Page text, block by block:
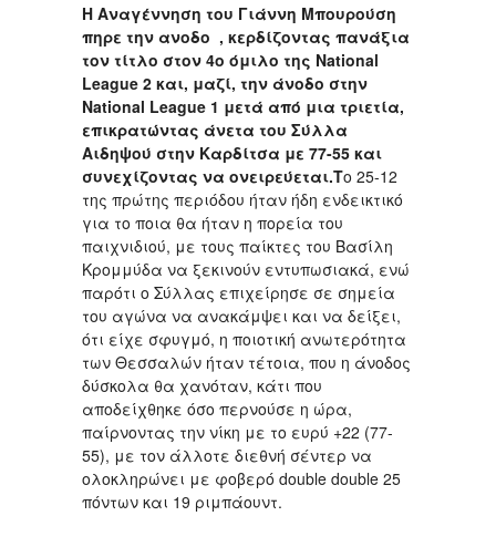
Η Αναγέννηση του Γιάννη Μπουρούση
πηρε την ανοδο , κερδίζοντας πανάξια
τον τίτλο στον 4ο όμιλο της National
League 2 και, μαζί, την άνοδο στην
National League 1 μετά από μια τριετία,
επικρατώντας άνετα του Σύλλα
Αιδηψού στην Καρδίτσα με 77-55 και
συνεχίζοντας να ονειρεύεται.Το 25-12
της πρώτης περιόδου ήταν ήδη ενδεικτικό
για το ποια θα ήταν η πορεία του
παιχνιδιού, με τους παίκτες του Βασίλη
Κρομμύδα να ξεκινούν εντυπωσιακά, ενώ
παρότι ο Σύλλας επιχείρησε σε σημεία
του αγώνα να ανακάμψει και να δείξει,
ότι είχε σφυγμό, η ποιοτική ανωτερότητα
των Θεσσαλών ήταν τέτοια, που η άνοδος
δύσκολα θα χανόταν, κάτι που
αποδείχθηκε όσο περνούσε η ώρα,
παίρνοντας την νίκη με το ευρύ +22 (77-
55), με τον άλλοτε διεθνή σέντερ να
ολοκληρώνει με φοβερό double double 25
πόντων και 19 ριμπάουντ.